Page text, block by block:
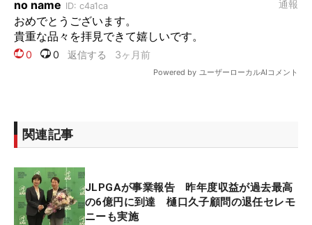
関連記事
JLPGAが事業報告 昨年度収益が過去最高
の6億円に到達 樋口久子顧問の退任セレモ
ニーも実施